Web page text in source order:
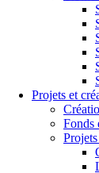
Projets et
Fonds